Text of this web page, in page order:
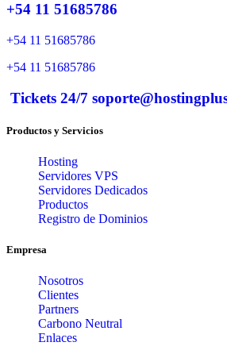
+54 11 51685786
+54 11 51685786
+54 11 51685786
Tickets 24/7
Productos y Servicios
Hosting
Servidores VPS
Servidores Dedicados
Productos
Registro de Dominios
Empresa
Nosotros
Clientes
Partners
Carbono Neutral
Enlaces